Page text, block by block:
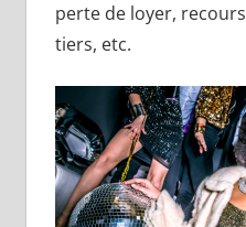
perte de loyer,
tiers, etc.